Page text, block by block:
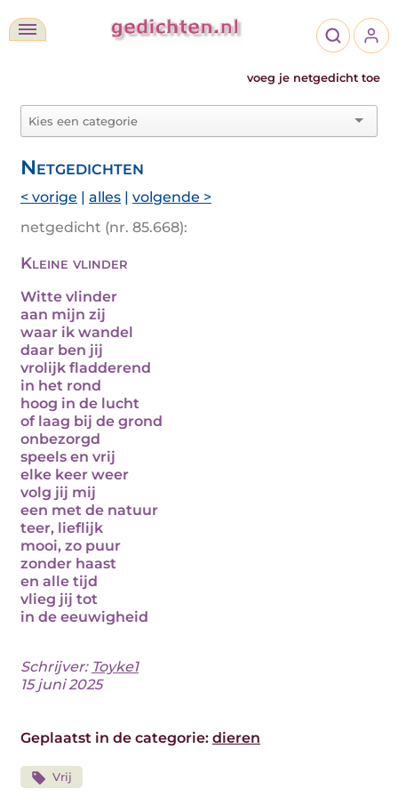
voeg je netgedicht toe
Netgedichten
< vorige | alles | volgende >
netgedicht (nr. 85.668):
Kleine vlinder
Witte vlinder
aan mijn zij
waar ik wandel
daar ben jij
vrolijk fladderend
in het rond
hoog in de lucht
of laag bij de grond
onbezorgd
speels en vrij
elke keer weer
volg jij mij
een met de natuur
teer, lieflijk
mooi, zo puur
zonder haast
en alle tijd
vlieg jij tot
in de eeuwigheid
Schrijver: Toyke1
15 juni 2025
Geplaatst in de categorie: dieren
Vrij